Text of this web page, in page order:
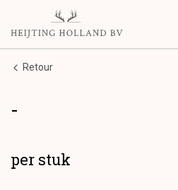
Retour
-
per stuk